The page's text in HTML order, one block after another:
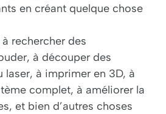
en créant quelque chose
rechercher des
à découper des
laser, à imprimer en 3D, à
complet, à améliorer la
et bien d’autres choses